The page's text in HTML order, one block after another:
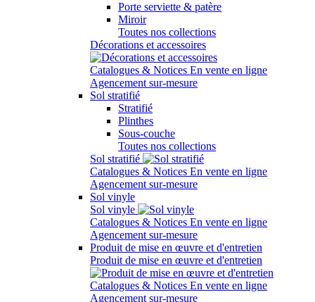
Porte serviette & patère
Miroir
Toutes nos collections
Décorations et accessoires
Catalogues & Notices En vente en ligne
Agencement sur-mesure
Sol stratifié
Stratifié
Plinthes
Sous-couche
Toutes nos collections
Sol stratifié
Catalogues & Notices En vente en ligne
Agencement sur-mesure
Sol vinyle
Sol vinyle
Catalogues & Notices En vente en ligne
Agencement sur-mesure
Produit de mise en œuvre et d'entretien
Produit de mise en œuvre et d'entretien
Catalogues & Notices En vente en ligne
Agencement sur-mesure